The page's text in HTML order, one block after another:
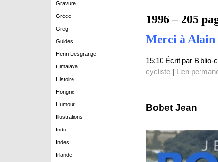
Gravure
Grèce
Greg
Guides
Henri Desgrange
Himalaya
Histoire
Hongrie
Humour
Illustrations
Inde
Indes
Irlande
1996– 205
Merci à Alain
15:10 Écrit par Biblio-
cycliste| Lien
Bobet Jean